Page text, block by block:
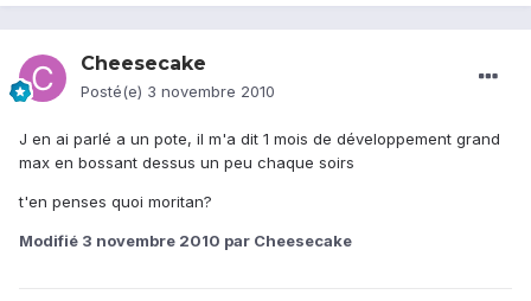
Cheesecake
Posté(e) 3 novembre 2010
J en ai parlé a un pote, il m'a dit 1 mois de développement grand
max en bossant dessus un peu chaque soirs
t'en penses quoi moritan?
Modifié 3 novembre 2010 par Cheesecake